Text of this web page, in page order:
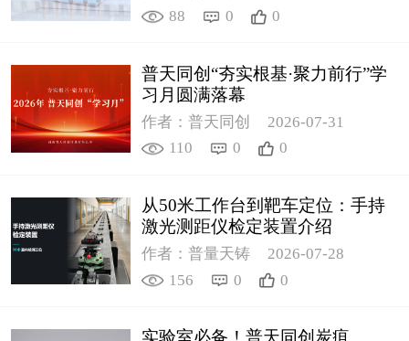
88
0 0
普天同创“夯实根基·聚力前行”学
习月圆满落幕
作者：普天同创
2026-07-31
110
0 0
从50米工作台到靶车定位：手持
激光测距仪检定装置介绍
作者：普量天铸
2026-07-28
156
0 0